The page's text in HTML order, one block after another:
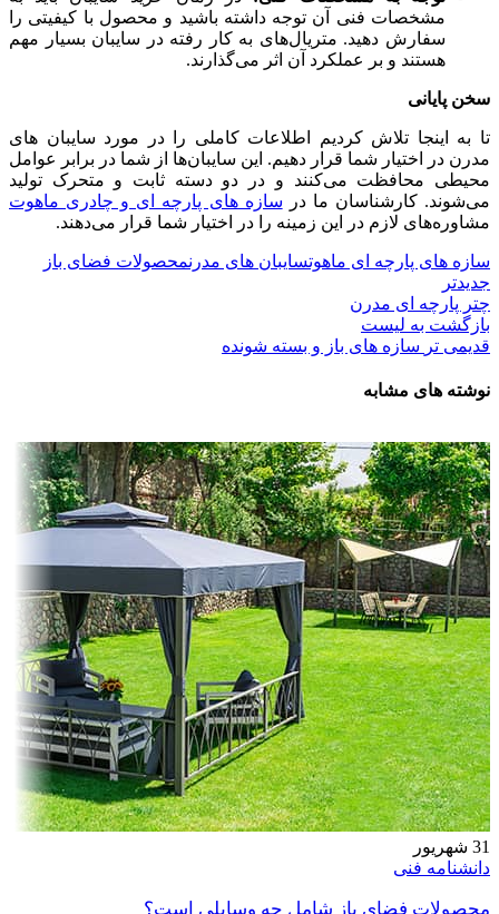
مشخصات فنی آن توجه داشته باشید و محصول با کیفیتی را
سفارش دهید. متریال‌های به کار رفته در سایبان بسیار مهم
هستند و بر عملکرد آن اثر می‌گذارند.
سخن پایانی
تا به اینجا تلاش کردیم اطلاعات کاملی را در مورد سایبان های
مدرن در اختیار شما قرار دهیم. این سایبان‌ها از شما در برابر عوامل
محیطی محافظت می‌کنند و در دو دسته ثابت و متحرک تولید
می‌شوند. کارشناسان ما در سازه های پارچه ای و چادری ماهوت
مشاوره‌های لازم در این زمینه را در اختیار شما قرار می‌دهند.
سازه های پارچه ای ماهوتسایبان های مدرنمحصولات فضای باز
جدیدتر
چتر پارچه ای مدرن
بازگشت به لیست
قدیمی تر سازه های باز و بسته شونده
نوشته های مشابه
31 شهریور
دانشنامه فنی
محصولات فضای باز شامل چه وسایلی است؟